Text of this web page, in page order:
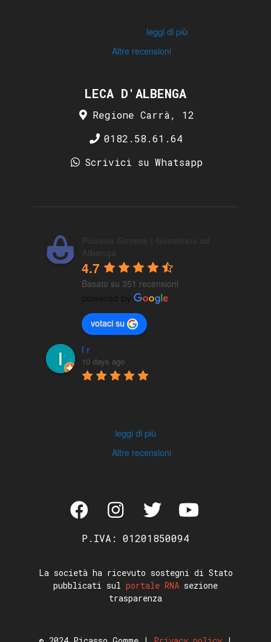
leggi di più
Altre recensioni
LECA D'ALBENGA
Regione Carrà, 12
0182.58.61.64
Scrivici su Whatsapp
4.7
Basato su 351 recensioni
votaci su
l r
10 days ago
leggi di più
Altre recensioni
P.IVA: 01201850094
La società ha ricevuto sostegni di Stato
pubblicati sul portale RNA sezione
trasparenza